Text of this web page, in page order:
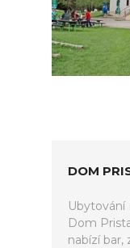
DOM
Ubytování
Dom
nabízí bar,